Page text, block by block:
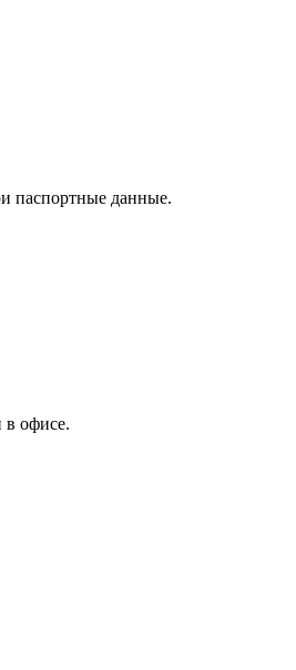
паспортные данные.
в офисе.